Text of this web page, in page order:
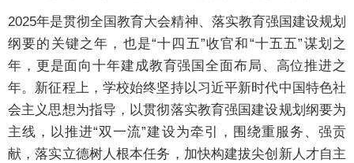
2025年是贯彻全国教育大会精神、落实教育强国建设规划
纲要的关键之年，也是“十四五”收官和“十五五”谋划之
年，更是面向十年建成教育强国全面布局、高位推进之
年。新征程上，学校始终坚持以习近平新时代中国特色社
会主义思想为指导，以贯彻落实教育强国建设规划纲要为
主线，以推进“双一流”建设为牵引，围绕重服务、强贡
献，落实立德树人根本任务，加快构建拔尖创新人才自主